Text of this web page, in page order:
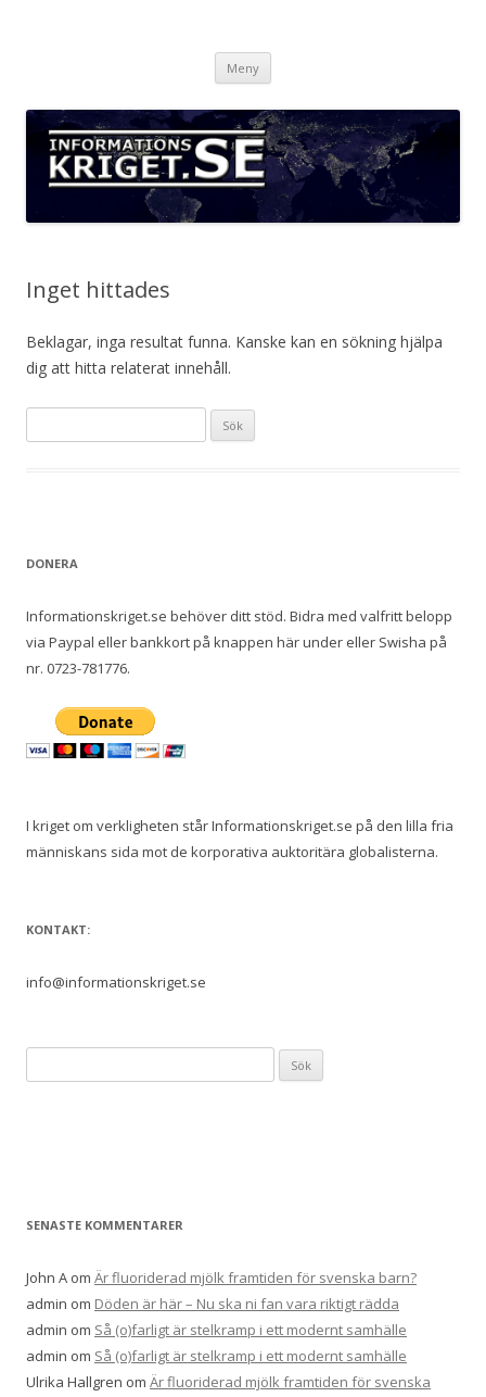
Meny
Inget hittades
Beklagar, inga resultat funna. Kanske kan en sökning hjälpa
dig att hitta relaterat innehåll.
ö
DONERA
Informationskriget.se behöver ditt stöd. Bidra med valfritt belopp
via Paypal eller bankkort på knappen här under eller Swisha på
nr. 0723-781776.
I kriget om verkligheten står Informationskriget.se på den lilla fria
människans sida mot de korporativa auktoritära globalisterna.
KONTAKT:
info@informationskriget.se
ö
e
:
SENASTE KOMMENTARER
John A om Är fluoriderad mjölk framtiden för svenska barn?
admin om Döden är här – Nu ska ni fan vara riktigt rädda
admin om Så (o)farligt är stelkramp i ett modernt samhälle
admin om Så (o)farligt är stelkramp i ett modernt samhälle
Ulrika Hallgren om Är fluoriderad mjölk framtiden för svenska